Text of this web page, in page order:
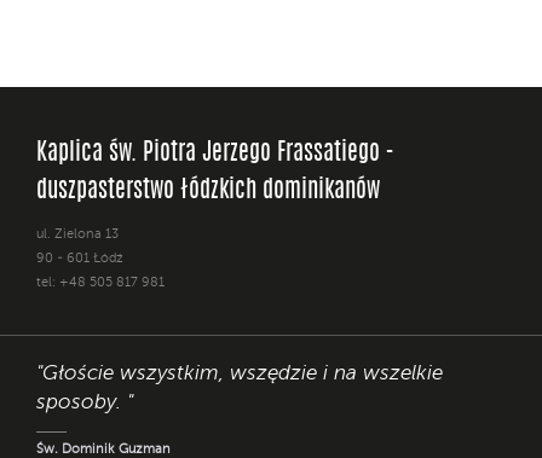
Kaplica św. Piotra Jerzego Frassatiego -
duszpasterstwo łódzkich dominikanów
ul. Zielona 13
90 - 601 Łódź
tel: +48 505 817 981
"Głoście wszystkim, wszędzie i na wszelkie
sposoby. "
Św. Dominik Guzman